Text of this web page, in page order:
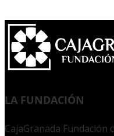
LA FUNDACIÓN
CajaGranada Fundación